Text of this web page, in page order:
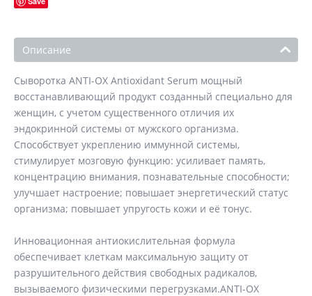
Описание
Сыворотка ANTI-OX Antioxidant Serum мощный
восстанавливающий продукт созданный специально для
женщин, с учетом существенного отличия их
эндокринной системы от мужского организма.
Способствует укреплению иммунной системы,
стимулирует мозговую функцию: усиливает память,
концентрацию внимания, познавательные способности;
улучшает настроение; повышает энергетический статус
организма; повышает упругость кожи и её тонус.
Инновационная антиокислительная формула
обеспечивает клеткам максимальную защиту от
разрушительного действия свободных радикалов,
вызываемого физическими перегрузками.ANTI-OX